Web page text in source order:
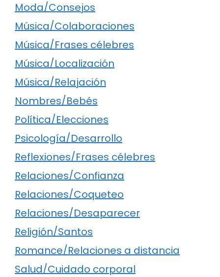
Moda/Consejos
Música/Colaboraciones
Música/Frases célebres
Música/Localización
Música/Relajación
Nombres/Bebés
Política/Elecciones
Psicología/Desarrollo
Reflexiones/Frases célebres
Relaciones/Confianza
Relaciones/Coqueteo
Relaciones/Desaparecer
Religión/Santos
Romance/Relaciones a distancia
Salud/Cuidado corporal